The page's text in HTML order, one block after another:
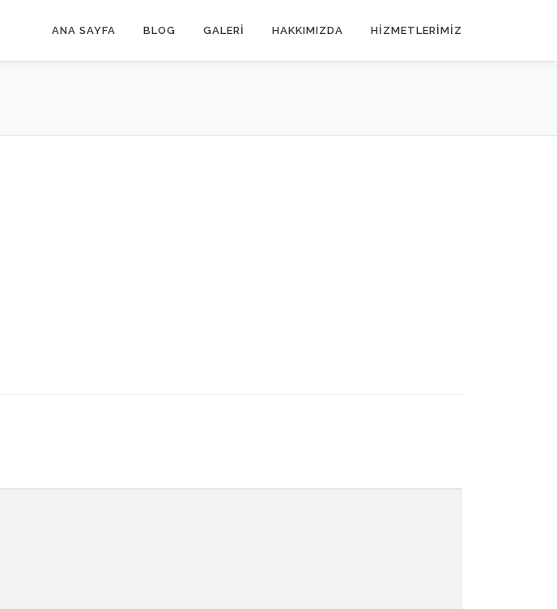
ANA SAYFA BLOG GALERI HAKKIMIZDA HIZMETLERIMIZ